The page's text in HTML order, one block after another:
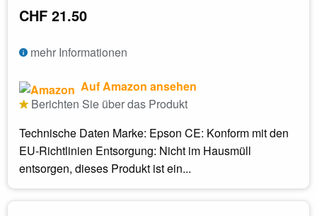
CHF 21.50
mehr Informationen
Auf Amazon ansehen
Berichten Sie über das Produkt
Technische Daten Marke: Epson CE: Konform mit den
EU-Richtlinien Entsorgung: Nicht im Hausmüll
entsorgen, dieses Produkt ist ein...